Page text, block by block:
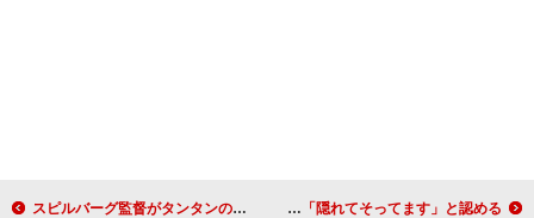
スピルバーグ監督がタンタンの故郷でＷプレミア 「エルジェもこの映画を気に入ってくれると思う」 南キャン・しずちゃん、楽屋でヒゲそり？！ 山ちゃんの暴露に、「隠れてそってます」と認める